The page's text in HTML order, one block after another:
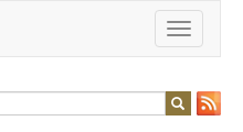
Toggle
navigation